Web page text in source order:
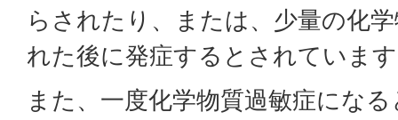
らされたり、または、少量の化
れた後に発症するとされていま
また、一度化学物質過敏症にな